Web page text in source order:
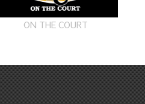
ON THE COURT